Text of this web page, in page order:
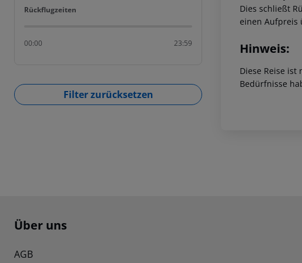
Rückflugzeiten
Rückflugzeiten
00:00 23:59
Filter zurücksetzen
Dies schließt
einen Aufpreis
Hinweis:
Diese Reise
Bedürfnisse
Footer navigation
Über uns
AGB